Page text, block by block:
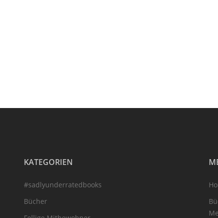
KATEGORIEN
#sadlyunderratedbooks
Bücher